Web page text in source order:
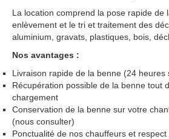
La location comprend la pose rapide de
enlèvement et le tri et traitement des
aluminium, gravats, plastiques, bois,
Nos avantages :
Livraison rapide de la benne (24 heures
Récupération possible de la benne tout
chargement
Conservation de la benne sur votre
(nous consulter)
Ponctualité de nos chauffeurs et